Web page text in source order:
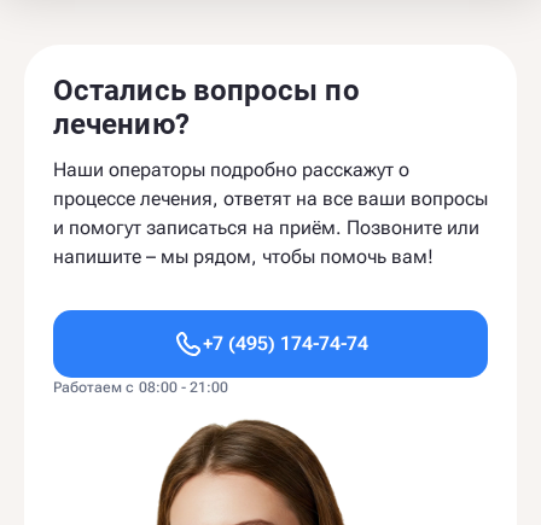
Остались вопросы по
лечению?
Наши операторы подробно расскажут о
процессе лечения, ответят на все ваши вопросы
и помогут записаться на приём. Позвоните или
напишите – мы рядом, чтобы помочь вам!
+7 (495) 174-74-74
Работаем с 08:00 - 21:00